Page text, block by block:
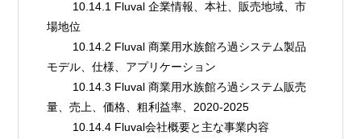
場地位
モデル、仕様、アプリケーション
量、売上、価格、粗利益率、2020-2025
        10.14.4 Fluval会社概要と主な事業内容